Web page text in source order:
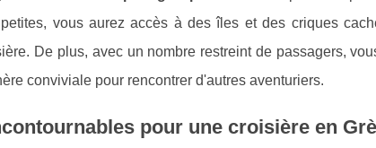
vous aurez accès à des îles et des criques
De plus, avec un nombre restreint de passagers,
conviviale pour rencontrer d'autres aventuriers.
pour une croisière en